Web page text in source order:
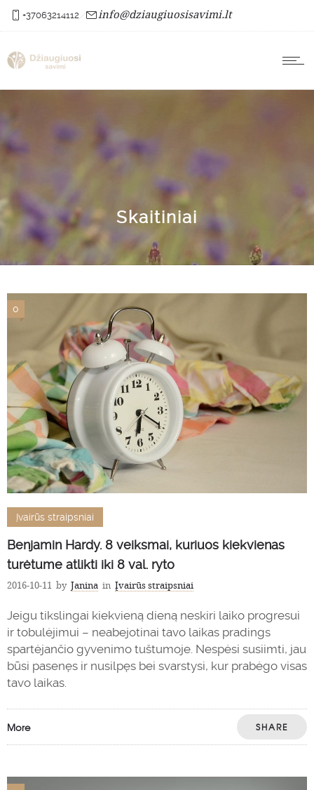
+37063214112 info@dziaugiuosisavimi.lt
Skaitiniai
0
Įvairūs straipsniai
Benjamin Hardy. 8 veiksmai, kuriuos kiekvienas
turėtume atlikti iki 8 val. ryto
2016-10-11 by Janina in Įvairūs straipsniai
Jeigu tikslingai kiekvieną dieną neskiri laiko progresui
ir tobulėjimui – neabejotinai tavo laikas pradings
spartėjančio gyvenimo tuštumoje. Nespėsi susiimti, jau
būsi pasenęs ir nusilpęs bei svarstysi, kur prabėgo visas
tavo laikas.
More SHARE